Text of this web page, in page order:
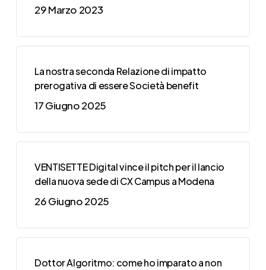
29 Marzo 2023
La nostra seconda Relazione di impatto
prerogativa di essere Società benefit
17 Giugno 2025
VENTISETTE Digital vince il pitch per il lancio
della nuova sede di CX Campus a Modena
26 Giugno 2025
Dottor Algoritmo: come ho imparato a non